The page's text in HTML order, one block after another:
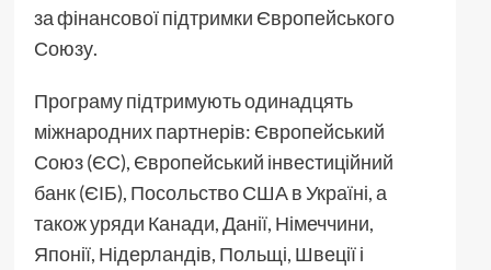
за фінансової підтримки Європейського
Союзу.
Програму підтримують одинадцять
міжнародних партнерів: Європейський
Союз (ЄС), Європейський інвестиційний
банк (ЄІБ), Посольство США в Україні, а
також уряди Канади, Данії, Німеччини,
Японії, Нідерландів, Польщі, Швеції і